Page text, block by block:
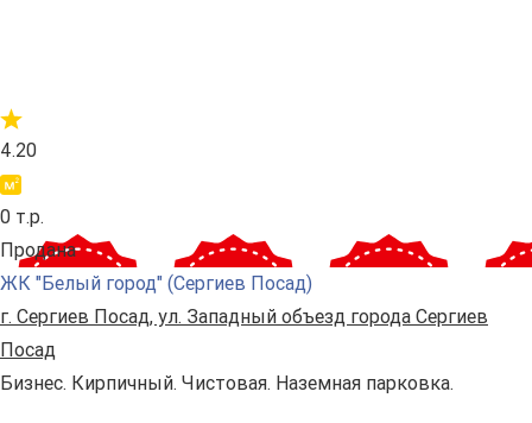
4.20
0 т.р.
Продана
ЖК "Белый город" (Сергиев Посад)
г. Сергиев Посад, ул. Западный объезд города Сергиев
Посад
Бизнес. Кирпичный. Чистовая. Наземная парковка.